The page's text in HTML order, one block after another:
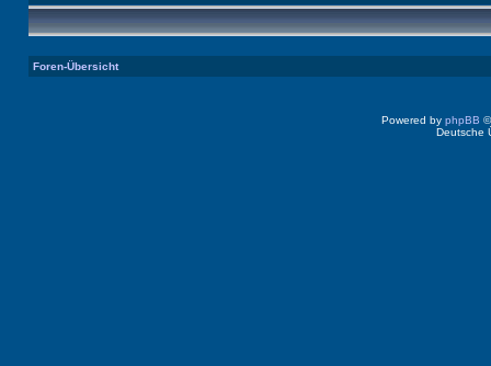
Foren-Übersicht
Powered by phpBB
Deutsche